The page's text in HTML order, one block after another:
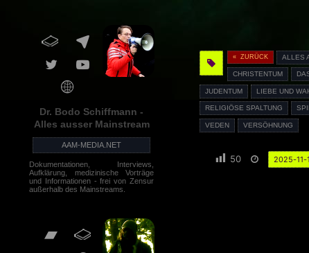
Dr. Bodo Schiffmann -
Alles ausser Mainstream
AAM-MEDIA.NET
Dokumentationen, Interviews,
Aufklärung, medizinische Vorträge
und Informationen - frei von Zensur
außerhalb des Mainstreams.
« ZURÜCK ALLES
CHRISTENTUM
JUDENTUM LIEBE UND
RELIGIÖSE SPALTUNG
VEDEN VERSÖHNUNG
50 2025-11-